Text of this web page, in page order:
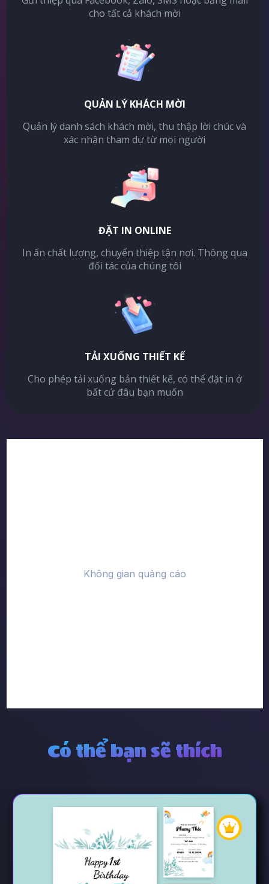
cho tất cả khách mời
QUẢN LÝ KHÁCH MỜI
Quản lý danh sách khách mời, thu thập lời chúc và
xác nhận tham dự từ mọi người
ĐẶT IN ONLINE
In ấn chất lượng, chuyển thiệp tận nơi. Thông qua
đối tác của chúng tôi
TẢI XUỐNG THIẾT KẾ
Cho phép tải xuống bản thiết kế, có thể đặt in ở
bất cứ đâu bạn muốn
Có thể bạn sẽ thích